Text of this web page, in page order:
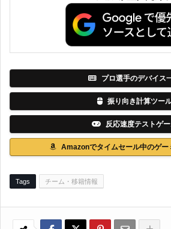
プロ選手のデバイス
振り向き計算ツー
反応速度テストゲ
Amazonでタイムセール中のゲー
Tags チーム・移籍情報